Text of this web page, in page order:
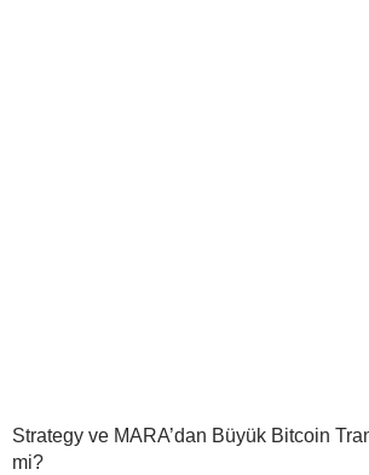
Strategy ve MARA’dan Büyük Bitcoin
mi?